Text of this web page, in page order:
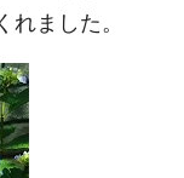
ました。